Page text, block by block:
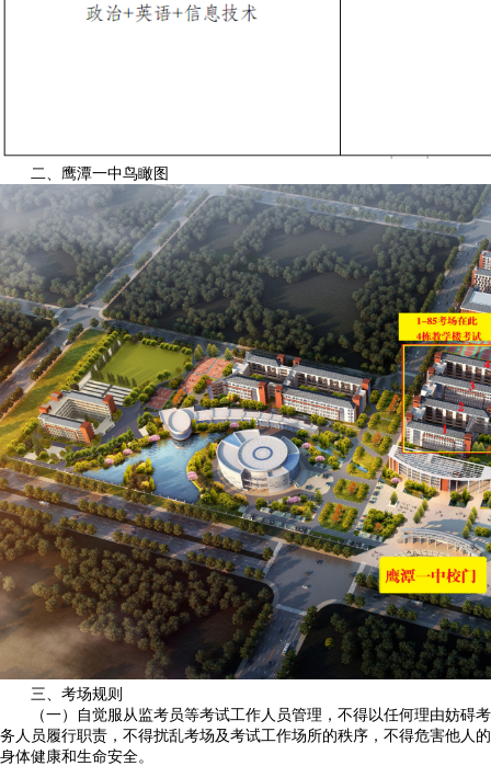
二、鹰潭一中鸟瞰图
三、考场规则
（一）自觉服从监考员等考试工作人员管理，不得以任何理由妨碍考
务人员履行职责，不得扰乱考场及考试工作场所的秩序，不得危害他人的
身体健康和生命安全。